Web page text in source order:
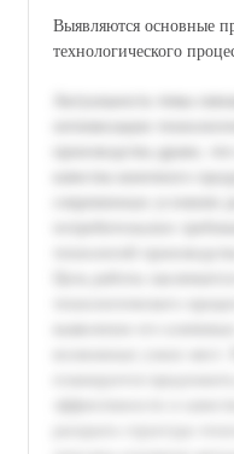
Выявляются основные
технологического